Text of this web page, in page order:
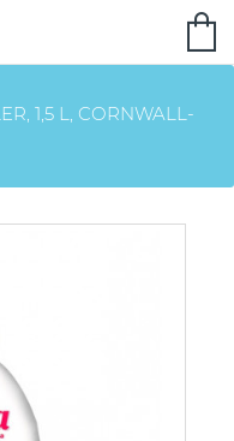
1,5 L, CORNWALL-